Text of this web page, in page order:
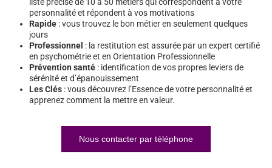
personnalité et répondent à vos motivations
Rapide : vous trouvez le bon métier en seulement quelques
jours
Professionnel : la restitution est assurée par un expert certifié
en psychométrie et en Orientation Professionnelle
Prévention santé : identification de vos propres leviers de
sérénité et d’épanouissement
Les Clés : vous découvrez l’Essence de votre personnalité et
apprenez comment la mettre en valeur.
Nous contacter par téléphone